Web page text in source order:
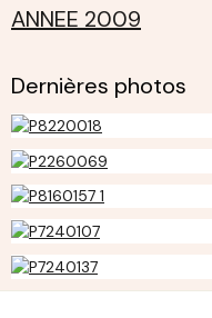
ANNEE 2009
Dernières photos